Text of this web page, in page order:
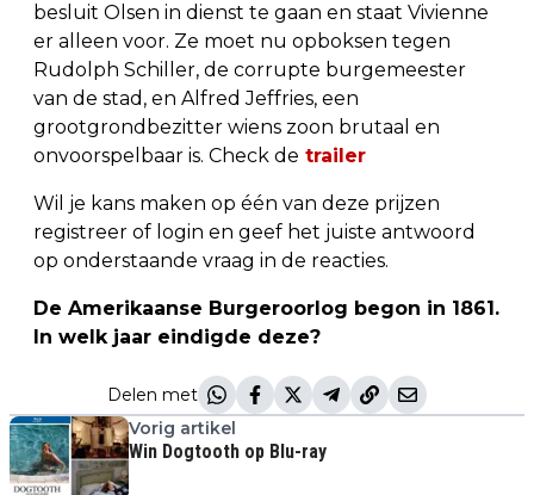
besluit Olsen in dienst te gaan en staat Vivienne
er alleen voor. Ze moet nu opboksen tegen
Rudolph Schiller, de corrupte burgemeester
van de stad, en Alfred Jeffries, een
grootgrondbezitter wiens zoon brutaal en
onvoorspelbaar is. Check de trailer
Wil je kans maken op één van deze prijzen
registreer of login en geef het juiste antwoord
op onderstaande vraag in de reacties.
De Amerikaanse Burgeroorlog begon in 1861.
In welk jaar eindigde deze?
Delen met
Vorig artikel
Win Dogtooth op Blu-ray